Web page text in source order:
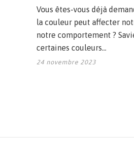
Vous êtes-vous déjà
la couleur peut affecter
notre comportement ?
certaines couleurs…
24 novembre 2023